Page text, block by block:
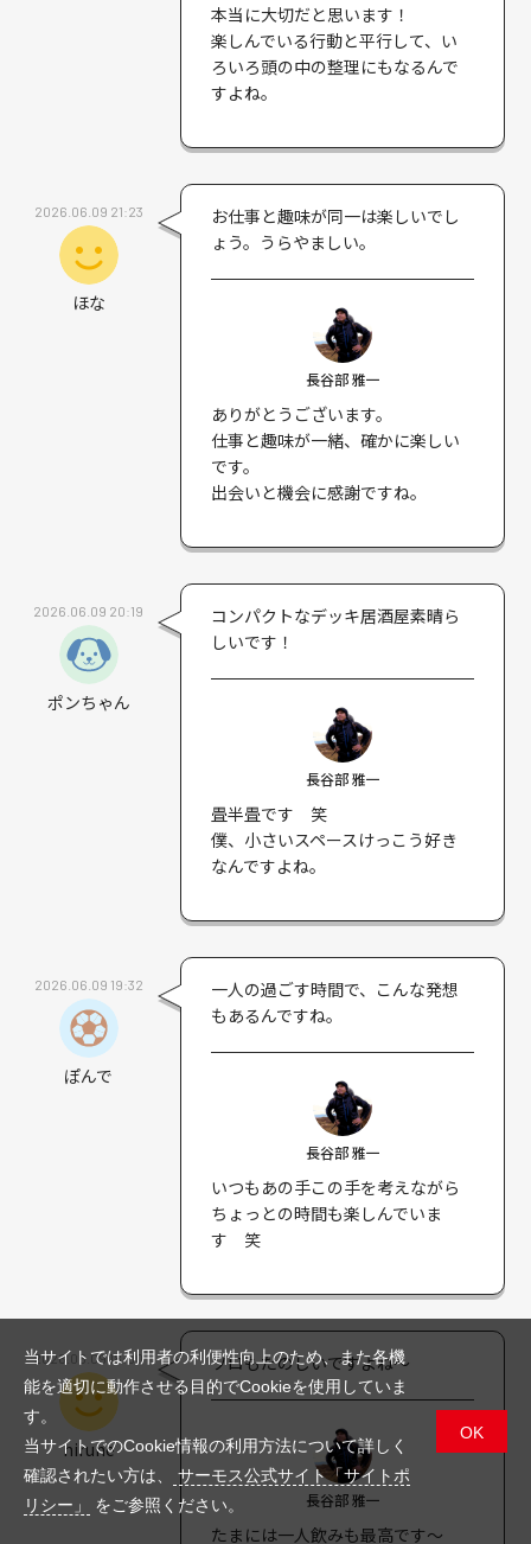
本当に大切だと思います！
楽しんでいる行動と平行して、い
ろいろ頭の中の整理にもなるんで
すよね。
2026.06.09 21:23
ほな
お仕事と趣味が同一は楽しいでし
ょう。うらやましい。
長谷部 雅一
ありがとうございます。
仕事と趣味が一緒、確かに楽しい
です。
出会いと機会に感謝ですね。
2026.06.09 20:19
ポンちゃん
コンパクトなデッキ居酒屋素晴ら
しいです！
長谷部 雅一
畳半畳です 笑
僕、小さいスペースけっこう好き
なんですよね。
2026.06.09 19:32
ぽんで
一人の過ごす時間で、こんな発想
もあるんですね。
長谷部 雅一
いつもあの手この手を考えながら
ちょっとの時間も楽しんでいま
す 笑
2026.06.09 18:00
hirune
ソロもたのしいですよね～
長谷部 雅一
たまには一人飲みも最高です〜
当サイトでは利用者の利便性向上のため、また各機
能を適切に動作させる目的でCookieを使用していま
す。
当サイトでのCookie情報の利用方法について詳しく
確認されたい方は、
サーモス公式サイト「サイトポ
リシー」
をご参照ください。
OK